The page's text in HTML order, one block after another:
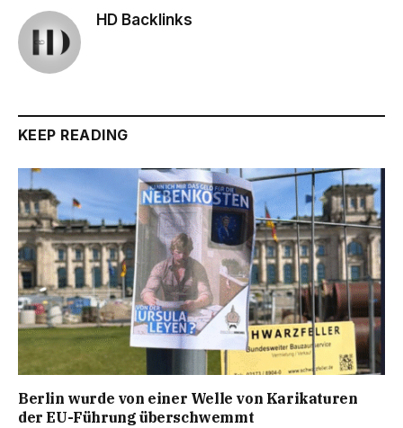
HD Backlinks
KEEP READING
Berlin wurde von einer Welle von Karikaturen
der EU-Führung überschwemmt